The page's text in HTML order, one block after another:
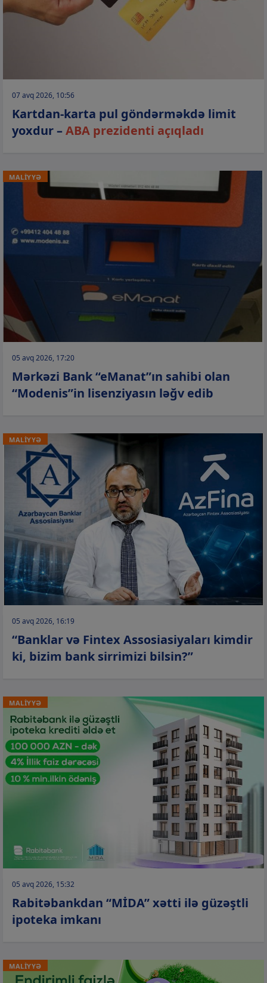
07 avq 2026, 10:56
Kartdan-karta pul göndərməkdə limit
yoxdur –ABA prezidenti açıqladı
MALİYYƏ
05 avq 2026, 17:20
Mərkəzi Bank “eManat”ın sahibi olan
“Modenis”in lisenziyasın ləğv edib
MALİYYƏ
05 avq 2026, 16:19
“Banklar və Fintex Assosiasiyaları kimdir
ki, bizim bank sirrimizi bilsin?”
MALİYYƏ
05 avq 2026, 15:32
Rabitəbankdan “MİDA” xətti ilə güzəştli
ipoteka imkanı
MALİYYƏ